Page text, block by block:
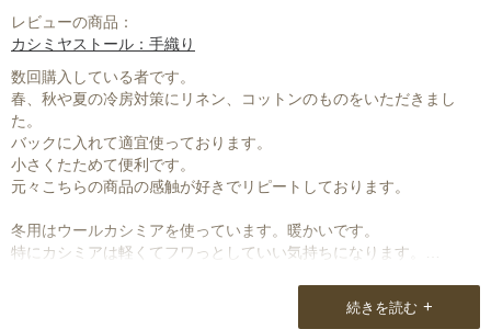
レビューの商品：
カシミヤストール：手織り
数回購入している者です。
春、秋や夏の冷房対策にリネン、コットンのものをいただきまし
た。
バックに入れて適宜使っております。
小さくたためて便利です。
元々こちらの商品の感触が好きでリピートしております。
冬用はウールカシミアを使っています。暖かいです。
特にカシミアは軽くてフワっとしていい気持ちになります。
続きを読む +